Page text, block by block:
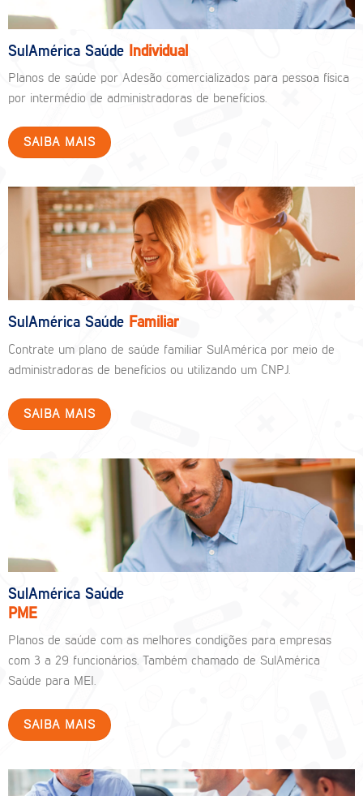
SulAmérica Saúde Individual
Planos de saúde por Adesão comercializados para pessoa física
por intermédio de administradoras de benefícios.
SAIBA MAIS
SulAmérica Saúde Familiar
Contrate um plano de saúde familiar SulAmérica por meio de
administradoras de benefícios ou utilizando um CNPJ.
SAIBA MAIS
SulAmérica Saúde
PME
Planos de saúde com as melhores condições para empresas
com 3 a 29 funcionários. Também chamado de SulAmérica
Saúde para MEI.
SAIBA MAIS